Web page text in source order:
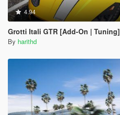
4.94
Grotti Itali GTR [Add-On | Tuning]
By harithd